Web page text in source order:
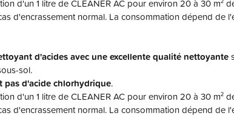
d'un 1 litre de CLEANER AC pour environ 20 à 30 m²
d'encrassement normal. La consommation dépend de
d'acides avec une excellente qualité nettoyante
sol.
pas d'acide chlorhydrique.
d'un 1 litre de CLEANER AC pour environ 20 à 30 m²
d'encrassement normal. La consommation dépend de